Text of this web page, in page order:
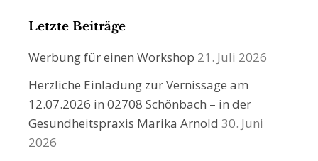
Letzte Beiträge
Werbung für einen Workshop 21. Juli 2026
Herzliche Einladung zur Vernissage am
12.07.2026 in 02708 Schönbach – in der
Gesundheitspraxis Marika Arnold 30. Juni
2026